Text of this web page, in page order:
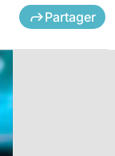
Partager